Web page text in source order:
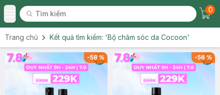
Toggle Menu
Tìm kiếm
Tìm kiếm
0
Trang chủ Kết quả tìm kiếm: 'Bộ chăm sóc da Cocoon'
-58% -56%